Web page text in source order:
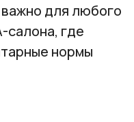
для любого
салона, где
нормы